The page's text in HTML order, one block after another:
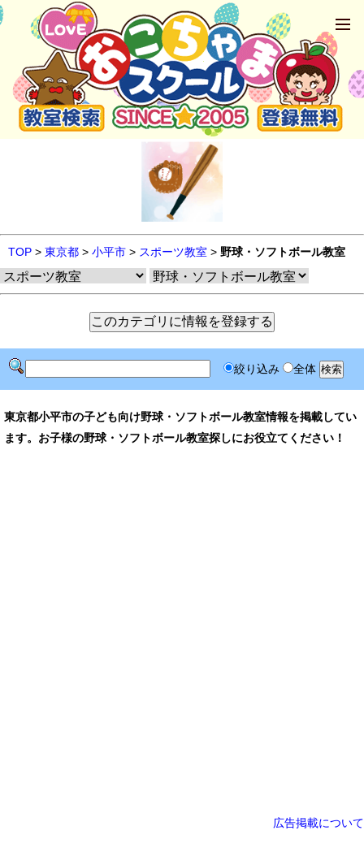
TOP > 東京都 > 小平市 > スポーツ教室 > 野球・ソフトボール教室
絞り込み 全体
東京都小平市の子ども向け野球・ソフトボール教室情報を掲載してい
ます。お子様の野球・ソフトボール教室探しにお役立てください！
広告掲載について